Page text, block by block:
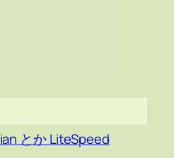
とか LiteSpeed